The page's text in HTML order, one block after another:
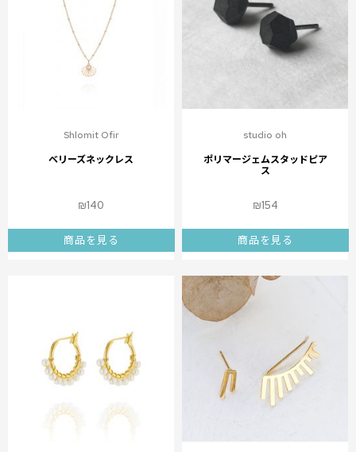
Shlomit Ofir
ベリーズネックレス
₪140
商品を見る
studio oh
ポリマージェムスタッドピア
ス
₪154
商品を見る